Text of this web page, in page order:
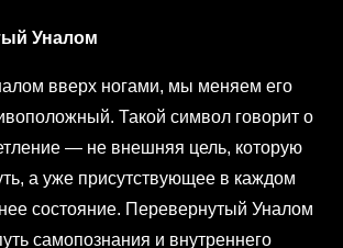
Уналом
вверх ногами, мы меняем его
Такой символ говорит о
— не внешняя цель, которую
а уже присутствующее в каждом
состояние. Перевернутый Уналом
самопознания и внутреннего